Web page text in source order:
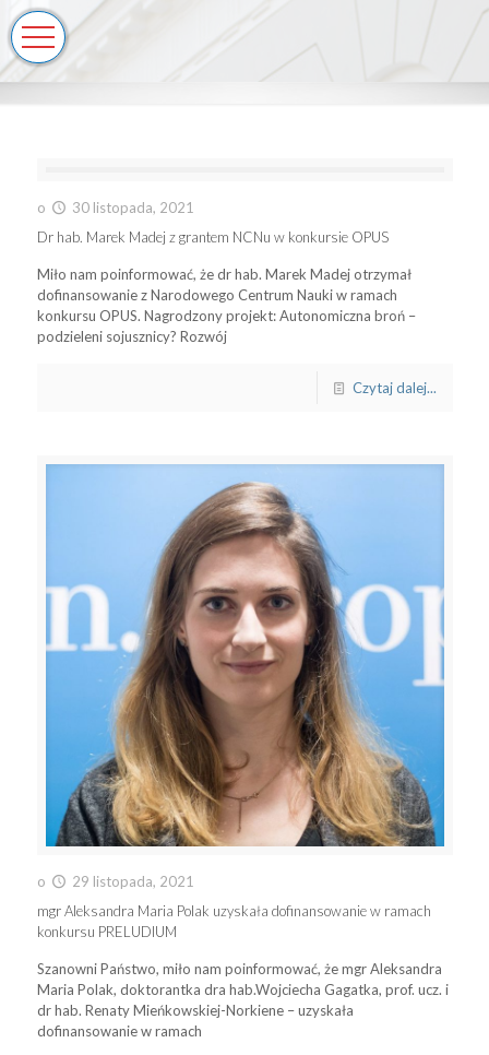
o
30 listopada, 2021
Dr hab. Marek Madej z grantem NCNu w konkursie OPUS
Miło nam poinformować, że dr hab. Marek Madej otrzymał
dofinansowanie z Narodowego Centrum Nauki w ramach
konkursu OPUS. Nagrodzony projekt: Autonomiczna broń –
podzieleni sojusznicy? Rozwój
Czytaj dalej...
o
29 listopada, 2021
mgr Aleksandra Maria Polak uzyskała dofinansowanie w ramach
konkursu PRELUDIUM
Szanowni Państwo, miło nam poinformować, że mgr Aleksandra
Maria Polak, doktorantka dra hab.Wojciecha Gagatka, prof. ucz. i
dr hab. Renaty Mieńkowskiej-Norkiene – uzyskała
dofinansowanie w ramach